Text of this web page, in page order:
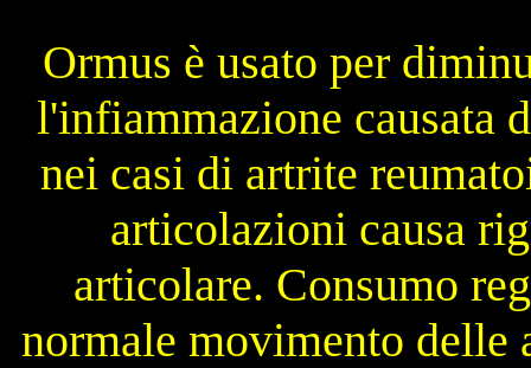
Ormus è usato per
l'infiammazione causata
nei casi di artrite
articolazioni causa
articolare. Consumo
normale movimento